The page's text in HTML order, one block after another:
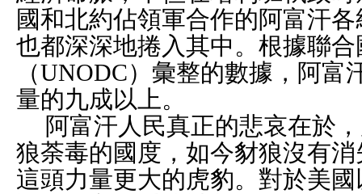
國和北約佔領軍合作的阿富汗
也都深深地捲入其中。根據聯
（UNODC）彙整的數據，阿富
量的九成以上。
阿富汗人民真正的悲哀在於
狼荼毒的國度，如今豺狼沒有
這頭力量更大的虎豹。對於美